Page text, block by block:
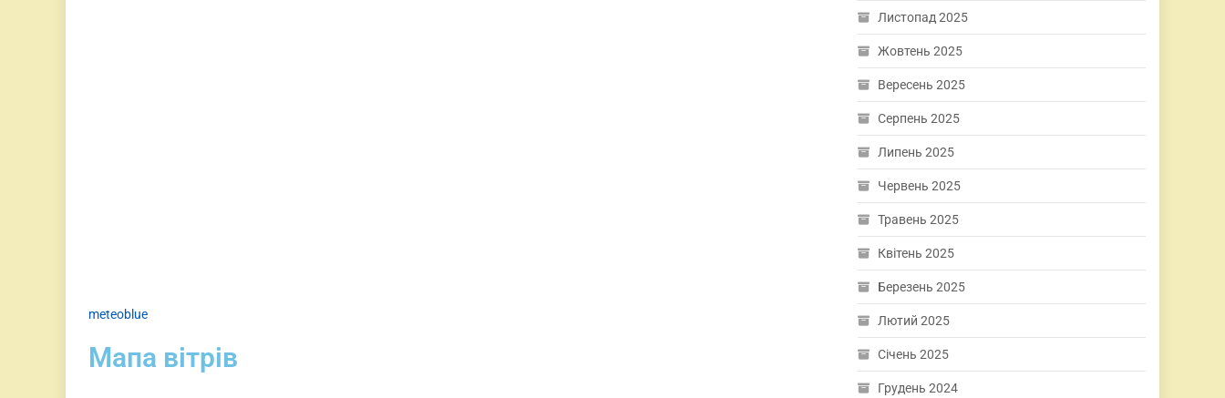
meteoblue
Мапа вітрів
Листопад 2025
Жовтень 2025
Вересень 2025
Серпень 2025
Липень 2025
Червень 2025
Травень 2025
Квітень 2025
Березень 2025
Лютий 2025
Січень 2025
Грудень 2024